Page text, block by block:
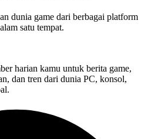
dunia game dari berbagai platform
satu tempat.
harian kamu untuk berita game,
dan tren dari dunia PC, konsol,